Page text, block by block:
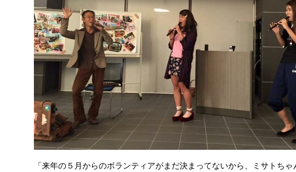
「来年の５月からのボランティアがまだ決まってないから、ミサトちゃ